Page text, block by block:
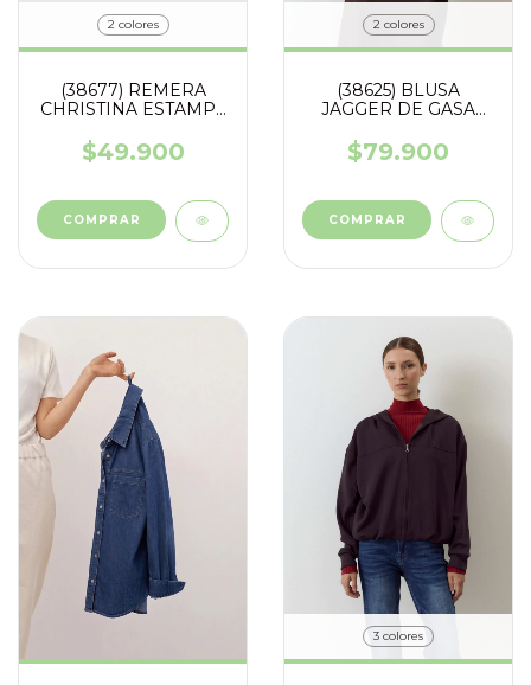
2 colores
(38677) REMERA
CHRISTINA ESTAMPA
$49.900
COMPRAR
2 colores
(38625) BLUSA
JAGGER DE GASA
HILO DE LUREX
$79.900
COMPRAR
3 colores